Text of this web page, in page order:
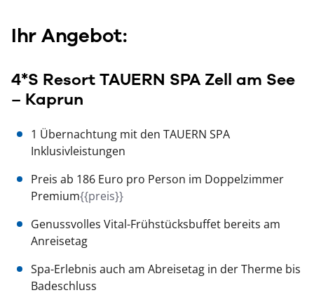
Ihr Angebot:
4*S Resort TAUERN SPA Zell am See
– Kaprun
1 Übernachtung mit den TAUERN SPA
Inklusivleistungen
Preis ab 186 Euro pro Person im Doppelzimmer
Premium{{preis}}
Genussvolles Vital-Frühstücksbuffet bereits am
Anreisetag
Spa-Erlebnis auch am Abreisetag in der Therme bis
Badeschluss